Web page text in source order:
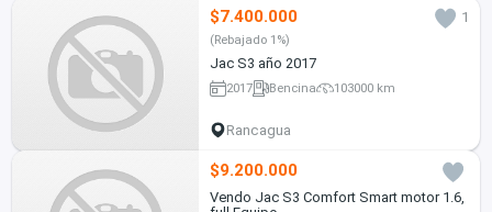
$7.400.000 1
(Rebajado 1%)
Jac S3 año 2017
2017 Bencina 103000 km
Rancagua
$9.200.000
Vendo Jac S3 Comfort Smart motor 1.6,